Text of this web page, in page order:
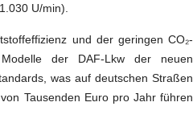
U/min).
und der geringen CO₂-
der DAF-Lkw der neuen
was auf deutschen Straßen
Tausenden Euro pro Jahr führen